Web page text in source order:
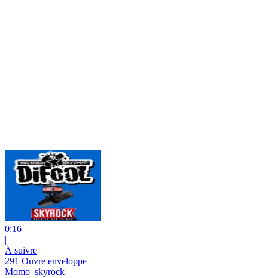
0:16
|
À suivre
291 Ouvre enveloppe
Momo_skyrock